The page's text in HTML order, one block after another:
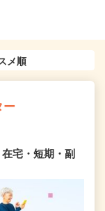
ー
宅・短期・副